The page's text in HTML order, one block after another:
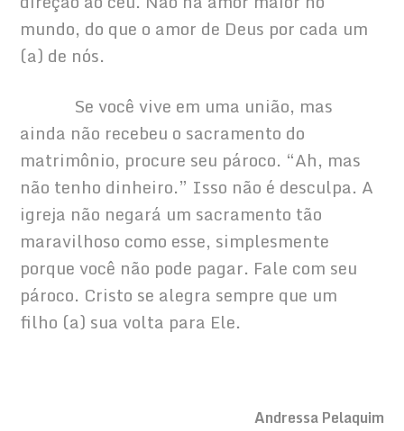
mundo, do que o amor de Deus por cada um
(a) de nós.
Se você vive em uma união, mas
ainda não recebeu o sacramento do
matrimônio, procure seu pároco. “Ah, mas
não tenho dinheiro.” Isso não é desculpa. A
igreja não negará um sacramento tão
maravilhoso como esse, simplesmente
porque você não pode pagar. Fale com seu
pároco. Cristo se alegra sempre que um
filho (a) sua volta para Ele.
Andressa Pelaquim